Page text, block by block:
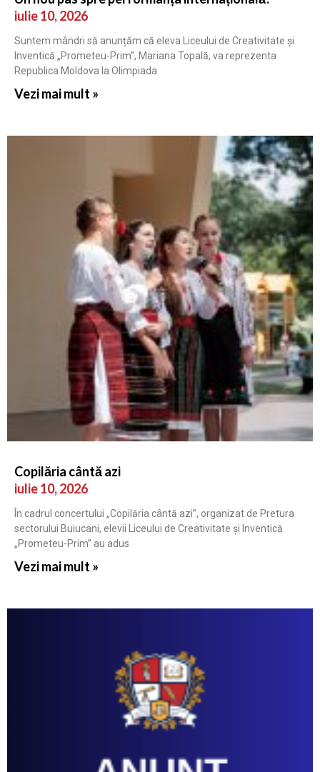
iulie 10, 2026
Suntem mândri să anunțăm că eleva Liceului de Creativitate și
Inventică „Prometeu-Prim”, Mariana Topală, va reprezenta
Republica Moldova la Olimpiada
Vezi mai mult »
Copilăria cântă azi
iulie 10, 2026
În cadrul concertului „Copilăria cântă azi”, organizat de Pretura
sectorului Buiucani, elevii Liceului de Creativitate și Inventică
„Prometeu-Prim” au adus
Vezi mai mult »